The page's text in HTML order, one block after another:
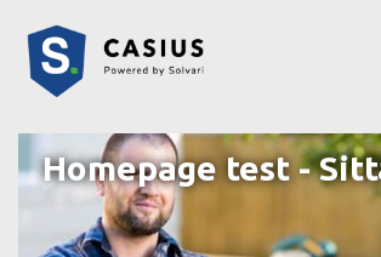
Homepage test -